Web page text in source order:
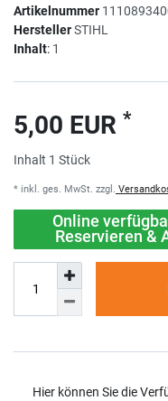
Artikelnummer
HerstellerSTIHL
Inhalt: 1
5,00 EUR*
Inhalt 1 Stück
* inkl. ges. MwSt. zzgl.
Online
Reservieren &
Hier können Sie die